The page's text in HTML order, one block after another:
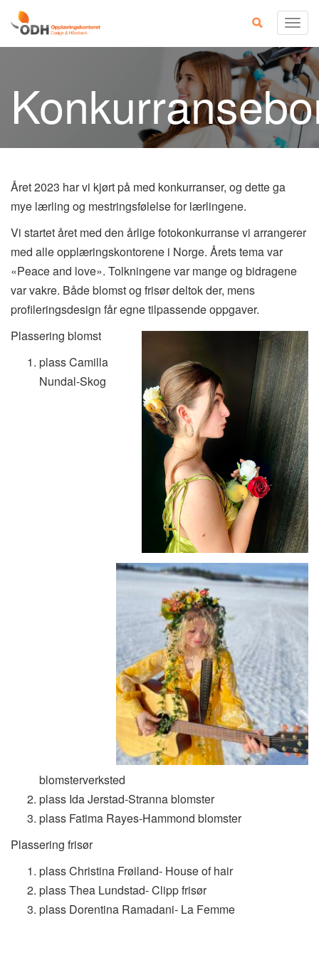
Skip
content
Året 2023 har vi kjørt på med konkurranser, og dette ga
mye lærling og mestringsfølelse for lærlingene.
Vi startet året med den årlige fotokonkurranse vi arrangerer
med alle opplæringskontorene i Norge. Årets tema var
«Peace and love». Tolkningene var mange og bidragene
var vakre. Både blomst og frisør deltok der, mens
profileringsdesign får egne tilpassende oppgaver.
Plassering blomst
plass Camilla
Nundal-Skog
blomsterverksted
plass Ida Jerstad-Stranna blomster
plass Fatima Rayes-Hammond blomster
Plassering frisør
plass Christina Frøiland- House of hair
plass Thea Lundstad- Clipp frisør
plass Dorentina Ramadani- La Femme